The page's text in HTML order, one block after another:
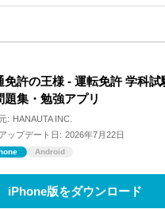
免許の王様 - 運転免許 学科試
題集・勉強アプリ
: HANAUTA INC.
ップデート日: 2026年7月22日
Android
iPhone版をダウンロード